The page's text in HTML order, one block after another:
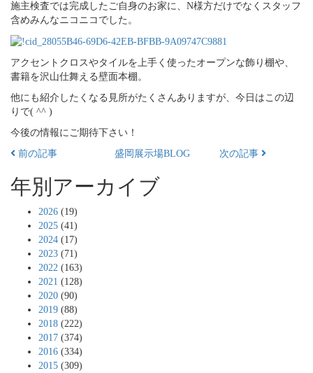
施主検査では完成したご自身のお家に、N様方だけでなくスタッフ
含めみんなニコニコでした。
アクセントクロスやタイルを上手く使ったオープンな飾り棚や、
書籍を沢山仕舞える壁面本棚。
他にも紹介したくなる見所がたくさんありますが、今日はこの辺
りで( ^^ )
今後の情報にご期待下さい！
前の記事
盛岡展示場BLOG 次の記事
年別アーカイブ
2026 (19)
2025 (41)
2024 (17)
2023 (71)
2022 (163)
2021 (128)
2020 (90)
2019 (88)
2018 (222)
2017 (374)
2016 (334)
2015 (309)